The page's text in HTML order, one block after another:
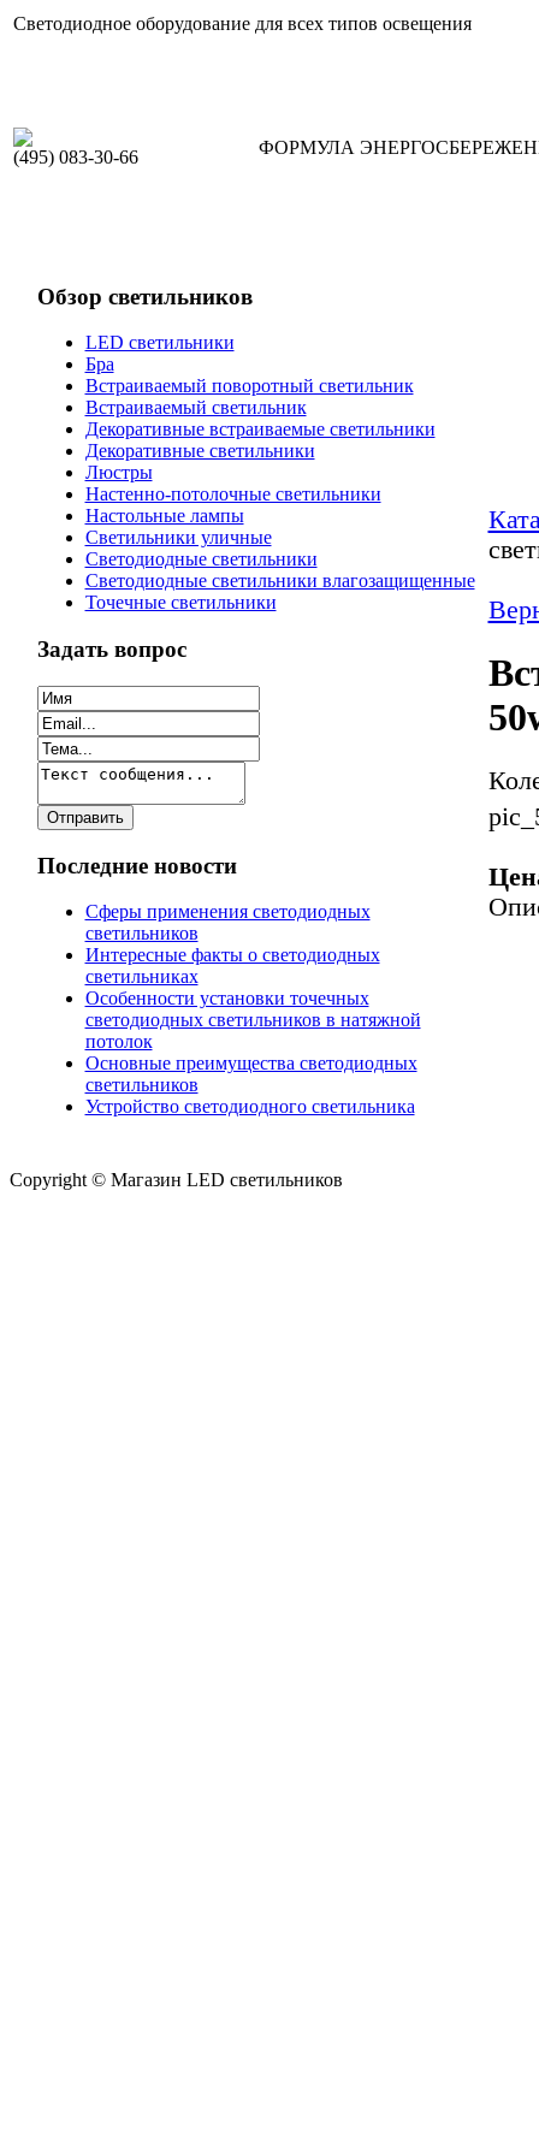
Светодиодное оборудование для всех типов освещения
(495) 083-30-66 ФОРМУЛА
Обзор светильников
LED светильники
Бра
Встраиваемый поворотный светильник
Встраиваемый светильник
Декоративные встраиваемые светильники
Декоративные светильники
Люстры
Настенно-потолочные светильники
Настольные лампы
Светильники уличные
Светодиодные светильники
Светодиодные светильники влагозащищенные
Точечные светильники
Задать вопрос
Последние новости
Сферы применения светодиодных
светильников
Интересные факты о светодиодных
светильниках
Особенности установки точечных
светодиодных светильников в натяжной
потолок
Основные преимущества светодиодных
светильников
Устройство светодиодного светильника
Copyright © Магазин LED светильников